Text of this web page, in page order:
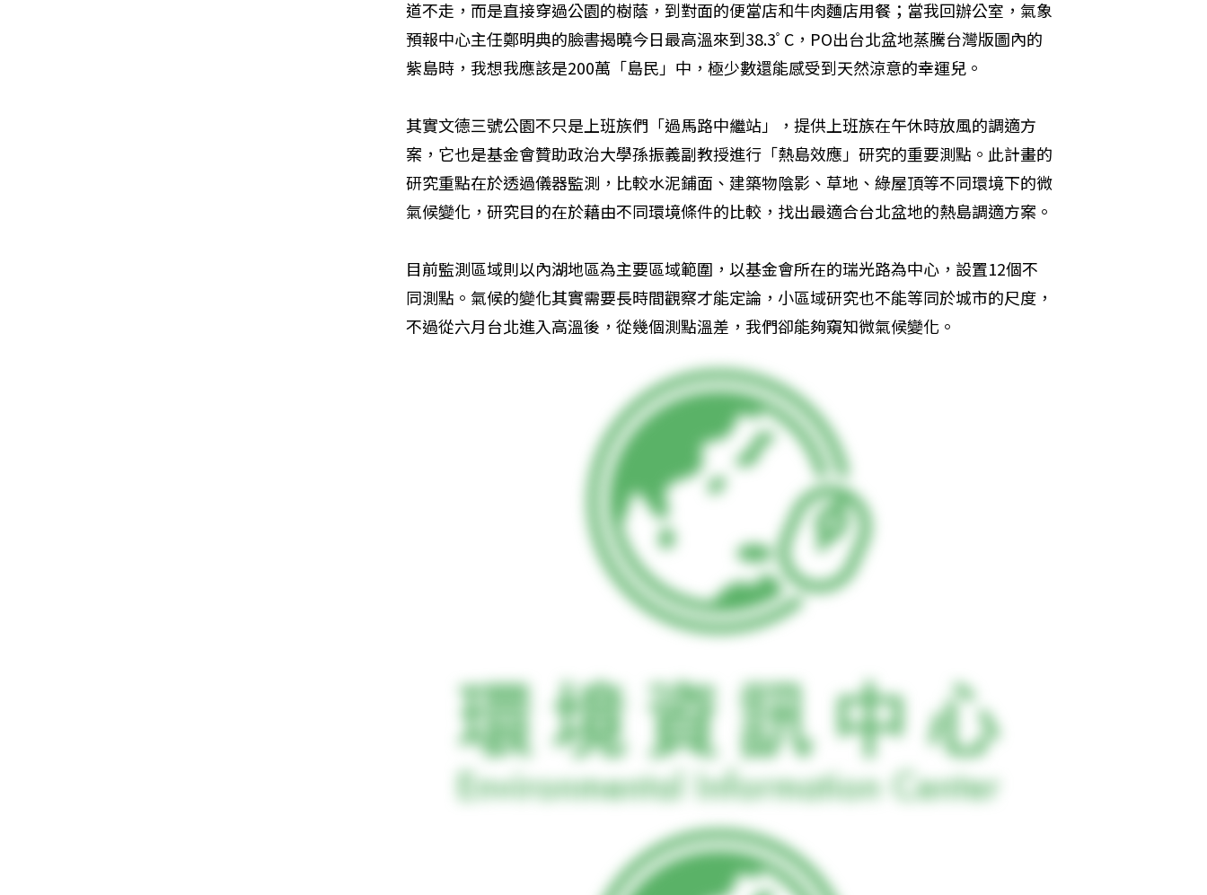
道不走，而是直接穿過公園的樹蔭，到對面的便當店和牛肉麵店用餐；當我回辦公室，氣象
預報中心主任鄭明典的臉書揭曉今日最高溫來到38.3ﾟC，PO出台北盆地蒸騰台灣版圖內的
紫島時，我想我應該是200萬「島民」中，極少數還能感受到天然涼意的幸運兒。
其實文德三號公園不只是上班族們「過馬路中繼站」，提供上班族在午休時放風的調適方
案，它也是基金會贊助政治大學孫振義副教授進行「熱島效應」研究的重要測點。此計畫的
研究重點在於透過儀器監測，比較水泥鋪面、建築物陰影、草地、綠屋頂等不同環境下的微
氣候變化，研究目的在於藉由不同環境條件的比較，找出最適合台北盆地的熱島調適方案。
目前監測區域則以內湖地區為主要區域範圍，以基金會所在的瑞光路為中心，設置12個不
同測點。氣候的變化其實需要長時間觀察才能定論，小區域研究也不能等同於城市的尺度，
不過從六月台北進入高溫後，從幾個測點溫差，我們卻能夠窺知微氣候變化。